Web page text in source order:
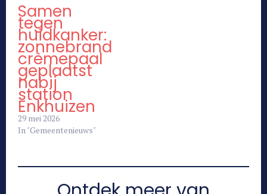
Samen
tegen
huidkanker:
zonnebrand
crèmepaal
geplaatst
nabij
station
Enkhuizen
29 mei 2026
In "Gemeentenieuws"